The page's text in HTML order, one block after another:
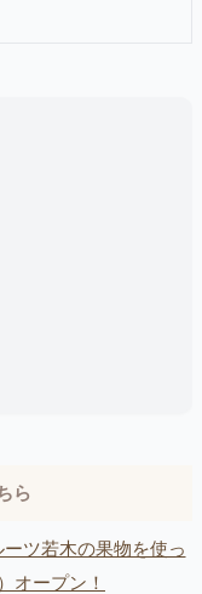
ら
ーツ若木の果物を使っ
オープン！